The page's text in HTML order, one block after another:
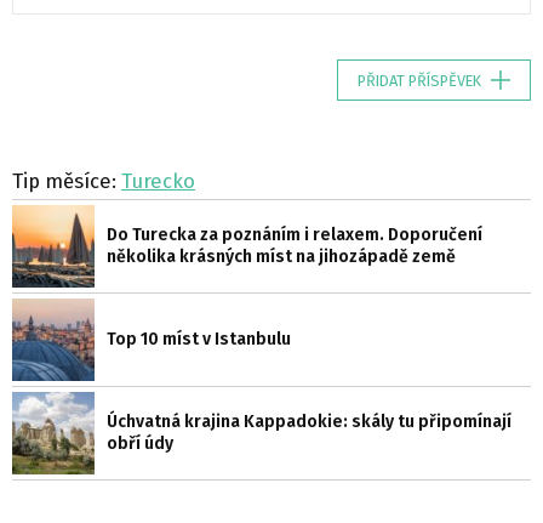
PŘIDAT PŘÍSPĚVEK
Tip měsíce: Turecko
Do Turecka za poznáním i relaxem. Doporučení
několika krásných míst na jihozápadě země
Top 10 míst v Istanbulu
Úchvatná krajina Kappadokie: skály tu připomínají
obří údy